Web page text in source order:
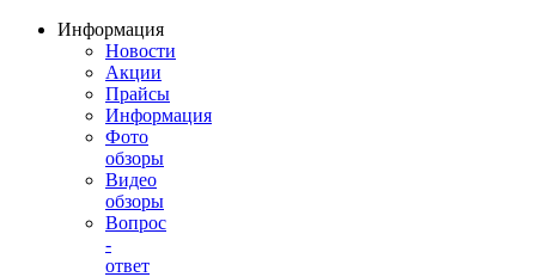
Информация
Новости
Акции
Прайсы
Информация
Фото
обзоры
Видео
обзоры
Вопрос
-
ответ